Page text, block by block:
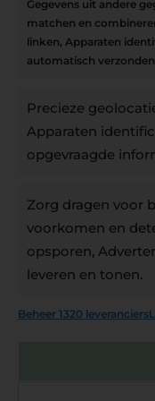
Gegevens uit andere
matchen en
linken, Apparaten
automatisch
Precieze
Apparaten
opgevraagde
Zorg dragen voor
voorkomen en
opsporen,
leveren en tonen.
Beheer 1320 leveranciers
Algemene
Cookiebeleid
Verzending
gratis